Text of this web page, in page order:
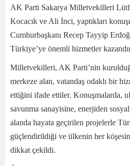
AK Parti Sakarya Milletvekilleri
Kocacık ve Ali İnci, yaptıkları
Cumhurbaşkanı Recep Tayyip
Türkiye’ye önemli hizmetler
Milletvekilleri, AK Parti’nin
merkeze alan, vatandaş odaklı bir
ettiğini ifade ettiler. Konuşmalarda,
savunma sanayisine, enerjiden
alanda hayata geçirilen projelerle
güçlendirildiği ve ülkenin her
dikkat çekildi.